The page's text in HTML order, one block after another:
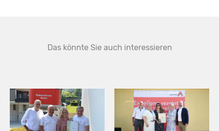
Das könnte Sie auch interessieren